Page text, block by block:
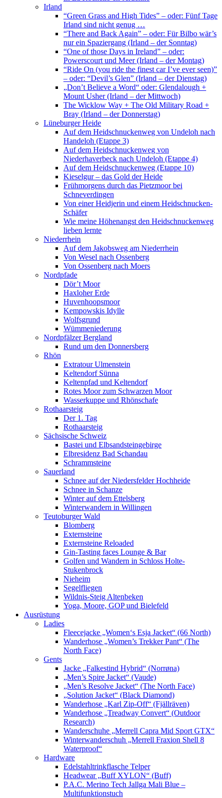
Irland
“Green Grass and High Tides” – oder: Fünf Tage
Irland sind nicht genug …
“There and Back Again” – oder: Für Bilbo wär’s
nur ein Spaziergang (Irland – der Sonntag)
“One of those Days in Ireland” – oder:
Powerscourt und Meer (Irland – der Montag)
“Ride On (you ride the finest car I’ve ever seen)”
– oder: “Devil’s Glen” (Irland – der Dienstag)
„Don’t Believe a Word“ oder: Glendalough +
Mount Usher (Irland – der Mittwoch)
The Wicklow Way + The Old Military Road +
Bray (Irland – der Donnerstag)
Lüneburger Heide
Auf dem Heidschnuckenweg von Undeloh nach
Handeloh (Etappe 3)
Auf dem Heidschnuckenweg von
Niederhaverbeck nach Undeloh (Etappe 4)
Auf dem Heidschnuckenweg (Etappe 10)
Kieselgur – das Gold der Heide
Frühmorgens durch das Pietzmoor bei
Schneverdingen
Von einer Heidjerin und einem Heidschnucken-
Schäfer
Wie meine Höhenangst den Heidschnuckenweg
lieben lernte
Niederrhein
Auf dem Jakobsweg am Niederrhein
Von Wesel nach Ossenberg
Von Ossenberg nach Moers
Nordpfade
Dör’t Moor
Haxloher Erde
Huvenhoopsmoor
Kempowskis Idylle
Wolfsgrund
Wümmeniederung
Nordpfälzer Bergland
Rund um den Donnersberg
Rhön
Extratour Ulmenstein
Keltendorf Sünna
Keltenpfad und Keltendorf
Rotes Moor zum Schwarzen Moor
Wasserkuppe und Rhönschafe
Rothaarsteig
Der 1. Tag
Rothaarsteig
Sächsische Schweiz
Bastei und Elbsandsteingebirge
Elbresidenz Bad Schandau
Schrammsteine
Sauerland
Schnee auf der Niedersfelder Hochheide
Schnee in Schanze
Winter auf dem Ettelsberg
Winterwandern in Willingen
Teutoburger Wald
Blomberg
Externsteine
Externsteine Reloaded
Gin-Tasting faces Lounge & Bar
Golfen und Wandern in Schloss Holte-
Stukenbrock
Nieheim
Segelfliegen
Wildnis-Steig Altenbeken
Yoga, Moore, GOP und Bielefeld
Ausrüstung
Ladies
Fleecejacke „Women‘s Esja Jacket“ (66 North)
Wanderhose „Women’s Trekker Pant“ (The
North Face)
Gents
Jacke „Falkestind Hybrid“ (Norrøna)
„Men’s Spire Jacket“ (Vaude)
„Men’s Resolve Jacket“ (The North Face)
„Solution Jacket“ (Black Diamond)
Wanderhose „Karl Zip-Off“ (Fjällräven)
Wanderhose „Treadway Convert“ (Outdoor
Research)
Wanderschuhe „Merrell Capra Mid Sport GTX“
Winterwanderschuh „Merrell Fraxion Shell 8
Waterproof“
Hardware
Edelstahltrinkflasche Telper
Headwear „Buff XYLON“ (Buff)
P.A.C. Merino Tech Jallga Mali Blue –
Multifunktionstuch